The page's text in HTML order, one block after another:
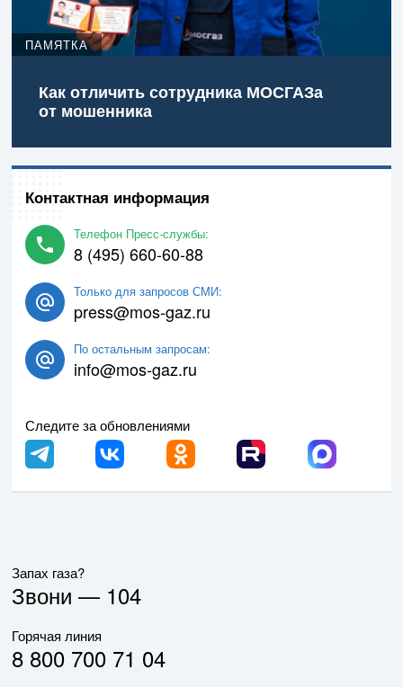
ПАМЯТКА
Как отличить сотрудника МОСГАЗа
от мошенника
Контактная информация
Телефон Пресс-службы:
8 (495) 660-60-88
Только для запросов СМИ:
press@mos-gaz.ru
По остальным запросам:
info@mos-gaz.ru
Следите за обновлениями
Запах газа?
Звони — 104
Горячая линия
8 800 700 71 04